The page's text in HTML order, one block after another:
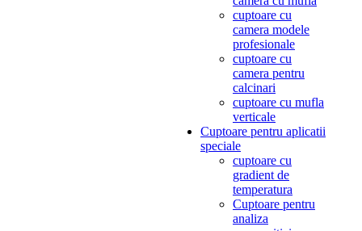
cuptoare cu
camera modele
profesionale
cuptoare cu
camera pentru
calcinari
cuptoare cu mufla
verticale
Cuptoare pentru aplicatii
speciale
cuptoare cu
gradient de
temperatura
Cuptoare pentru
analiza